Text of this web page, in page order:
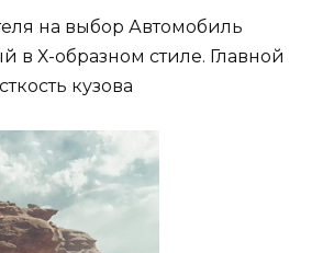
на выбор Автомобиль
Х-образном стиле. Главной
кузова